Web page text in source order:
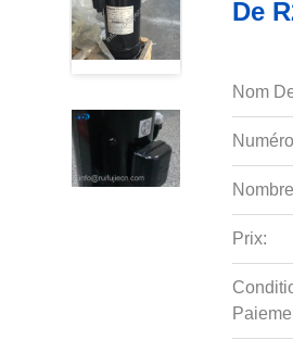
De
Nom
Prix: